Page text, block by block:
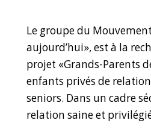
Le groupe du
aujourd’hui», est à la
projet «Grands-Parents
enfants privés de
seniors. Dans un cadre
relation saine et